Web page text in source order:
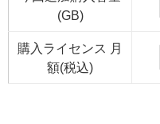
(GB)
購入ライセンス 月
額(税込)